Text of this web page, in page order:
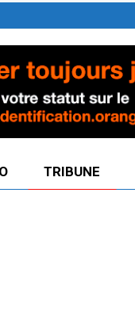
TRIBUNE